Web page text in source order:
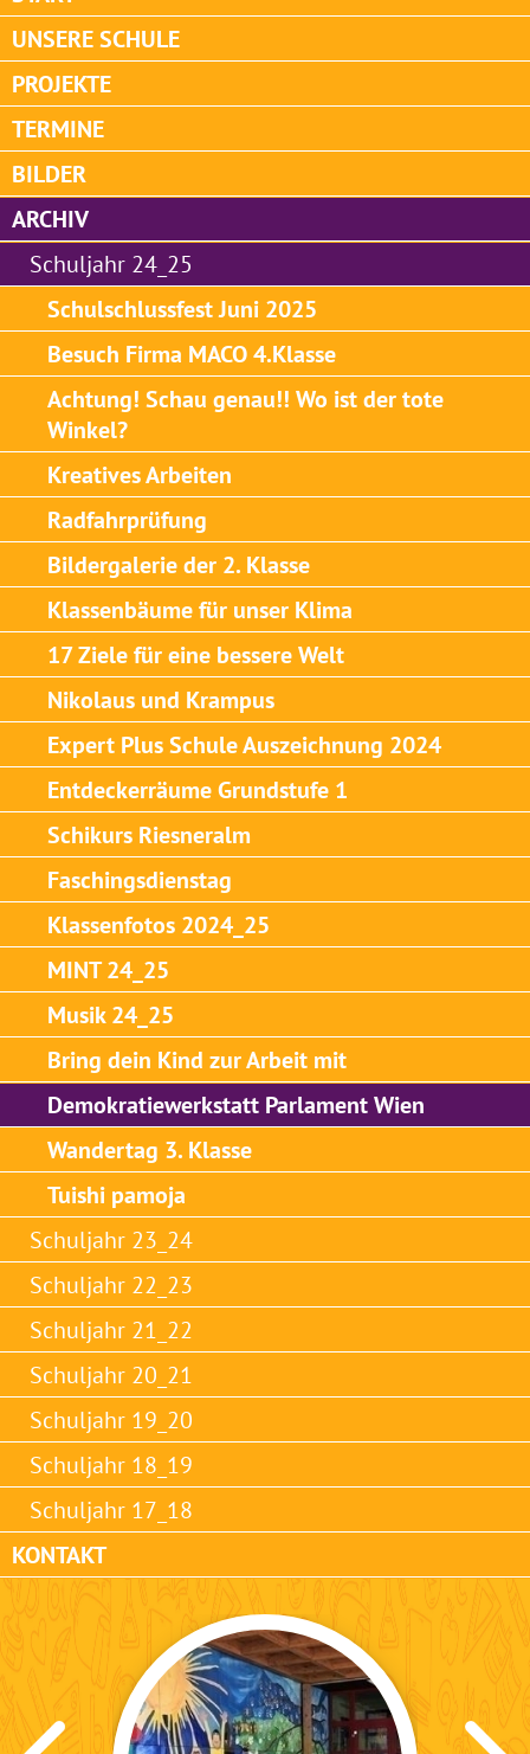
UNSERE SCHULE
PROJEKTE
TERMINE
BILDER
ARCHIV
Schuljahr 24_25
Schulschlussfest Juni 2025
Besuch Firma MACO 4.Klasse
Achtung! Schau genau!! Wo ist der tote
Winkel?
Kreatives Arbeiten
Radfahrprüfung
Bildergalerie der 2. Klasse
Klassenbäume für unser Klima
17 Ziele für eine bessere Welt
Nikolaus und Krampus
Expert Plus Schule Auszeichnung 2024
Entdeckerräume Grundstufe 1
Schikurs Riesneralm
Faschingsdienstag
Klassenfotos 2024_25
MINT 24_25
Musik 24_25
Bring dein Kind zur Arbeit mit
Demokratiewerkstatt Parlament Wien
Wandertag 3. Klasse
Tuishi pamoja
Schuljahr 23_24
Schuljahr 22_23
Schuljahr 21_22
Schuljahr 20_21
Schuljahr 19_20
Schuljahr 18_19
Schuljahr 17_18
KONTAKT